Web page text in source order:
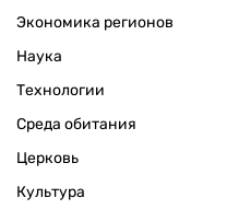
Экономика регионов
Наука
Технологии
Среда обитания
Церковь
Культура